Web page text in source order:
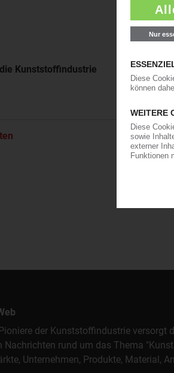
Kunststoffindustrie
der Kunststoffindustrie
Nachrichten rund um das Thema
Unternehmen, Produkte, Material,